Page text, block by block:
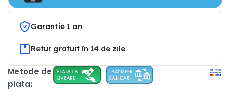
Garantie 1 an
Retur gratuit în 14 de zile
Metode de
plata: